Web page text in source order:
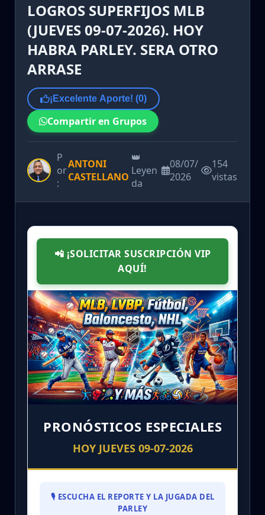
LOGROS SUPERFIJOS MLB
(JUEVES 09-07-2026). HOY
HABRA PARLEY. SERA OTRO
ARRASE
¡Excelente Aporte! (0)
Compartir en Grupos
P
or
:
ANTONI
CASTELLANO
👑
Leyen
da
08/07/
2026
154
vistas
📲 ¡SOLICITAR SUSCRIPCIÓN VIP
AQUÍ!
PRONÓSTICOS ESPECIALES
HOY JUEVES 09-07-2026
🎙️ ESCUCHA EL REPORTE Y LA JUGADA DEL
PARLEY